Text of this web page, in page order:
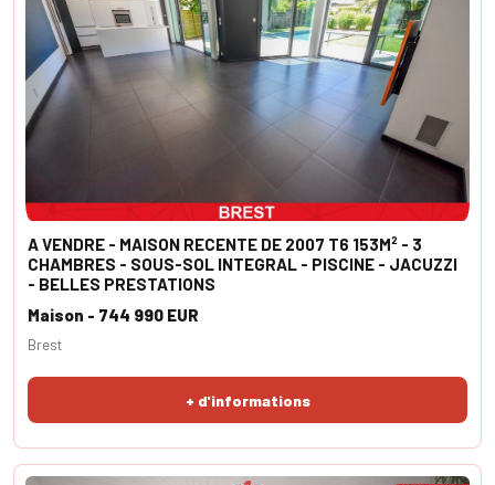
A VENDRE - MAISON RECENTE DE 2007 T6 153M² - 3
CHAMBRES - SOUS-SOL INTEGRAL - PISCINE - JACUZZI
- BELLES PRESTATIONS
Maison - 744 990 EUR
+ d'informations
Brest